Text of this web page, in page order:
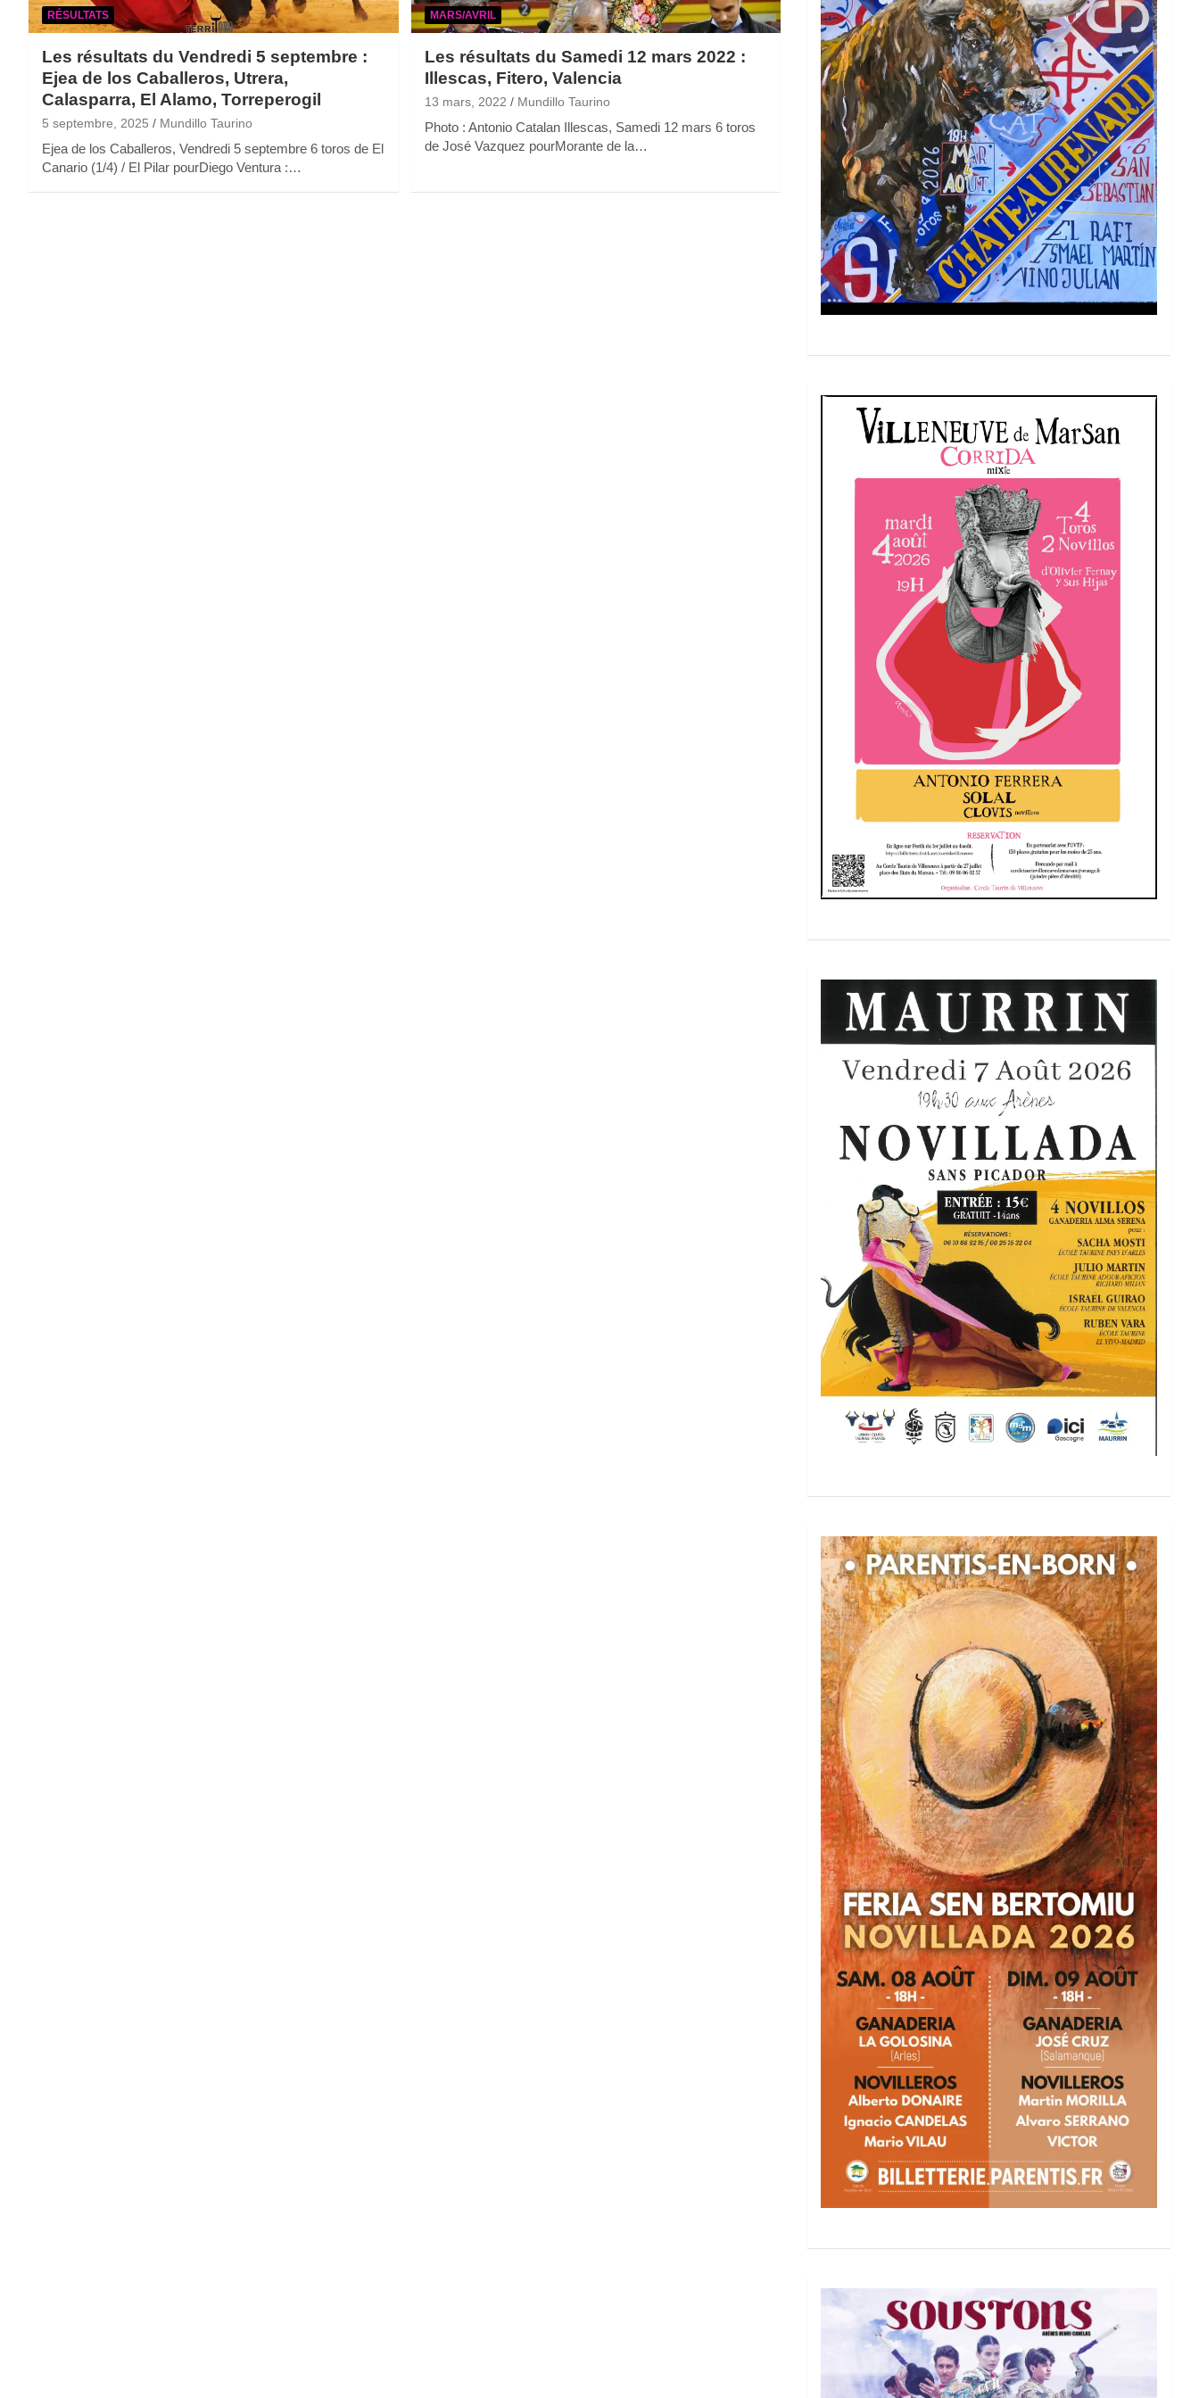
RÉSULTATS
Les résultats du Vendredi 5 septembre :
Ejea de los Caballeros, Utrera,
Calasparra, El Alamo, Torreperogil
5 septembre, 2025 Mundillo Taurino
Ejea de los Caballeros, Vendredi 5 septembre 6 toros de El
Canario (1/4) / El Pilar pourDiego Ventura :…
MARS/AVRIL
Les résultats du Samedi 12 mars 2022 :
Illescas, Fitero, Valencia
13 mars, 2022 Mundillo Taurino
Photo : Antonio Catalan Illescas, Samedi 12 mars 6 toros
de José Vazquez pourMorante de la…